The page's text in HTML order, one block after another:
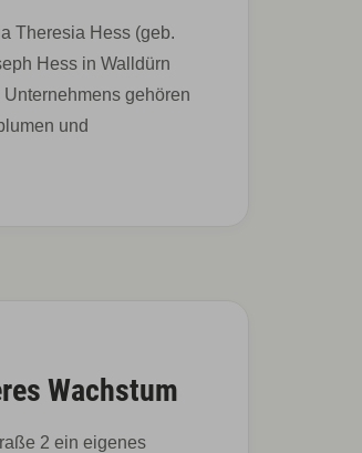
Theresia Hess (geb.
Hess in Walldürn
gehören
und
Wachstum
2 ein eigenes